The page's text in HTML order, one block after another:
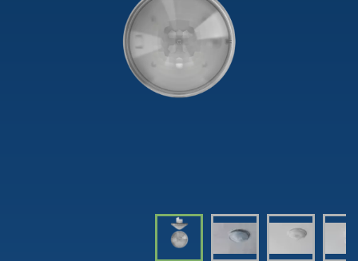
Smart Home
Präsenzmelder & Bewegungsmelder
Ansprechpartner OEM
OEM-Referenzen
Zeit- und Lichtsteuerung
DALI-2 Lichtsteuerung
Technischer Support